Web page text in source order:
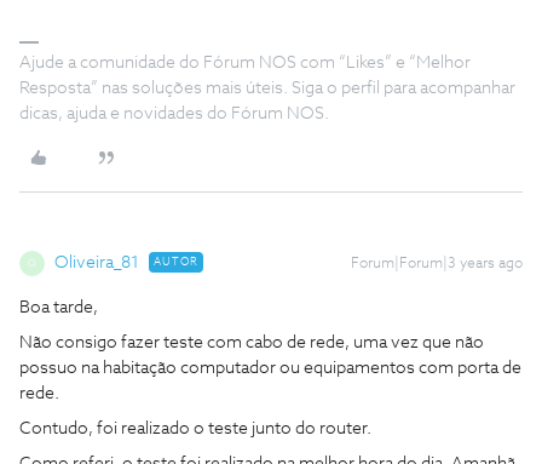
Ajude a comunidade do Fórum NOS com “Likes” e “Melhor
Resposta” nas soluções mais úteis. Siga o perfil para acompanhar
dicas, ajuda e novidades do Fórum NOS.
Oliveira_81 AUTOR Forum|Forum|3 years ago
Boa tarde,
Não consigo fazer teste com cabo de rede, uma vez que não
possuo na habitação computador ou equipamentos com porta de
rede.
Contudo, foi realizado o teste junto do router.